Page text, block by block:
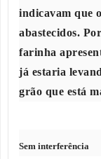
indicavam que
abastecidos.
farinha
já estaria
grão que está
Sem interferência